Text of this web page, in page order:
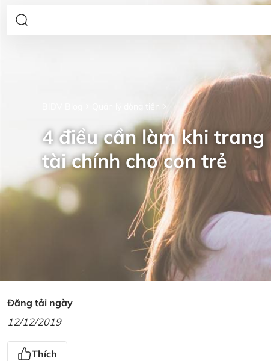
4 điều cần làm khi trang
tài chính cho con trẻ
Đăng tải ngày
12/12/2019
Thích